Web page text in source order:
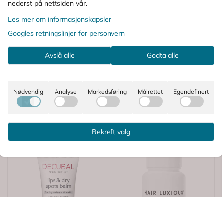
PÅ
-33%
nederst på nettsiden vår.
Les mer om informasjonskapsler
Googles retningslinjer for personvern
Avslå alle Godta alle
Nødvendig Analyse Markedsføring Målrettet Egendefinert
Bekreft valg